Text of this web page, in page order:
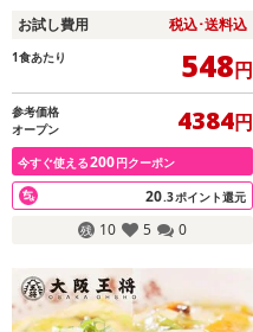
の具)
お試し費用 税込･送料込
1食あたり 548円
参考価格
オープン
4384円
今すぐ使える200円クーポン
20.3ポイント還元
10 5 0